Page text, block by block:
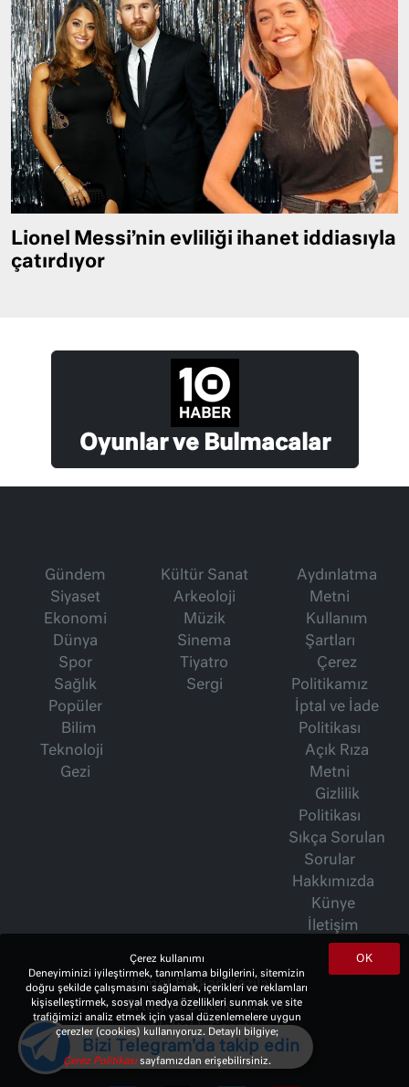
Lionel Messi’nin evliliği ihanet iddiasıyla
çatırdıyor
Oyunlar ve Bulmacalar
Gündem
Siyaset
Ekonomi
Dünya
Spor
Sağlık
Popüler
Bilim
Teknoloji
Gezi
Kültür Sanat
Arkeoloji
Müzik
Sinema
Tiyatro
Sergi
Aydınlatma
Metni
Kullanım
Şartları
Çerez
Politikamız
İptal ve İade
Politikası
Açık Rıza
Metni
Gizlilik
Politikası
Sıkça Sorulan
Sorular
Hakkımızda
Künye
İletişim
İsmet Berkan Yazıları
Ertuğrul Özkök Yazıları
Haftalık Gazete
OK
Çerez kullanımı
Deneyiminizi iyileştirmek, tanımlama bilgilerini, sitemizin
doğru şekilde çalışmasını sağlamak, içerikleri ve reklamları
kişiselleştirmek, sosyal medya özellikleri sunmak ve site
trafiğimizi analiz etmek için yasal düzenlemelere uygun
çerezler (cookies) kullanıyoruz. Detaylı bilgiye;
Çerez Politikasısayfamızdan erişebilirsiniz.
Bizi Telegram'da takip edin